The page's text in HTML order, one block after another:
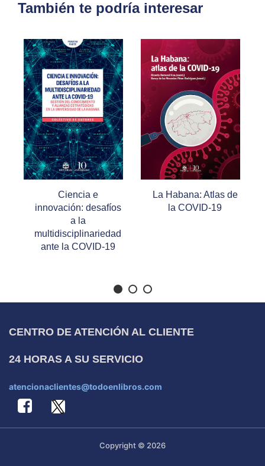
También te podría interesar
Ciencia e
innovación: desafíos
a la
multidisciplinariedad
ante la COVID-19
La Habana: Atlas de
la COVID-19
CENTRO DE ATENCIÓN AL CLIENTE
24 HORAS A SU SERVICIO
atencionaclientes@todoenlibros.com
Copyright © 2026